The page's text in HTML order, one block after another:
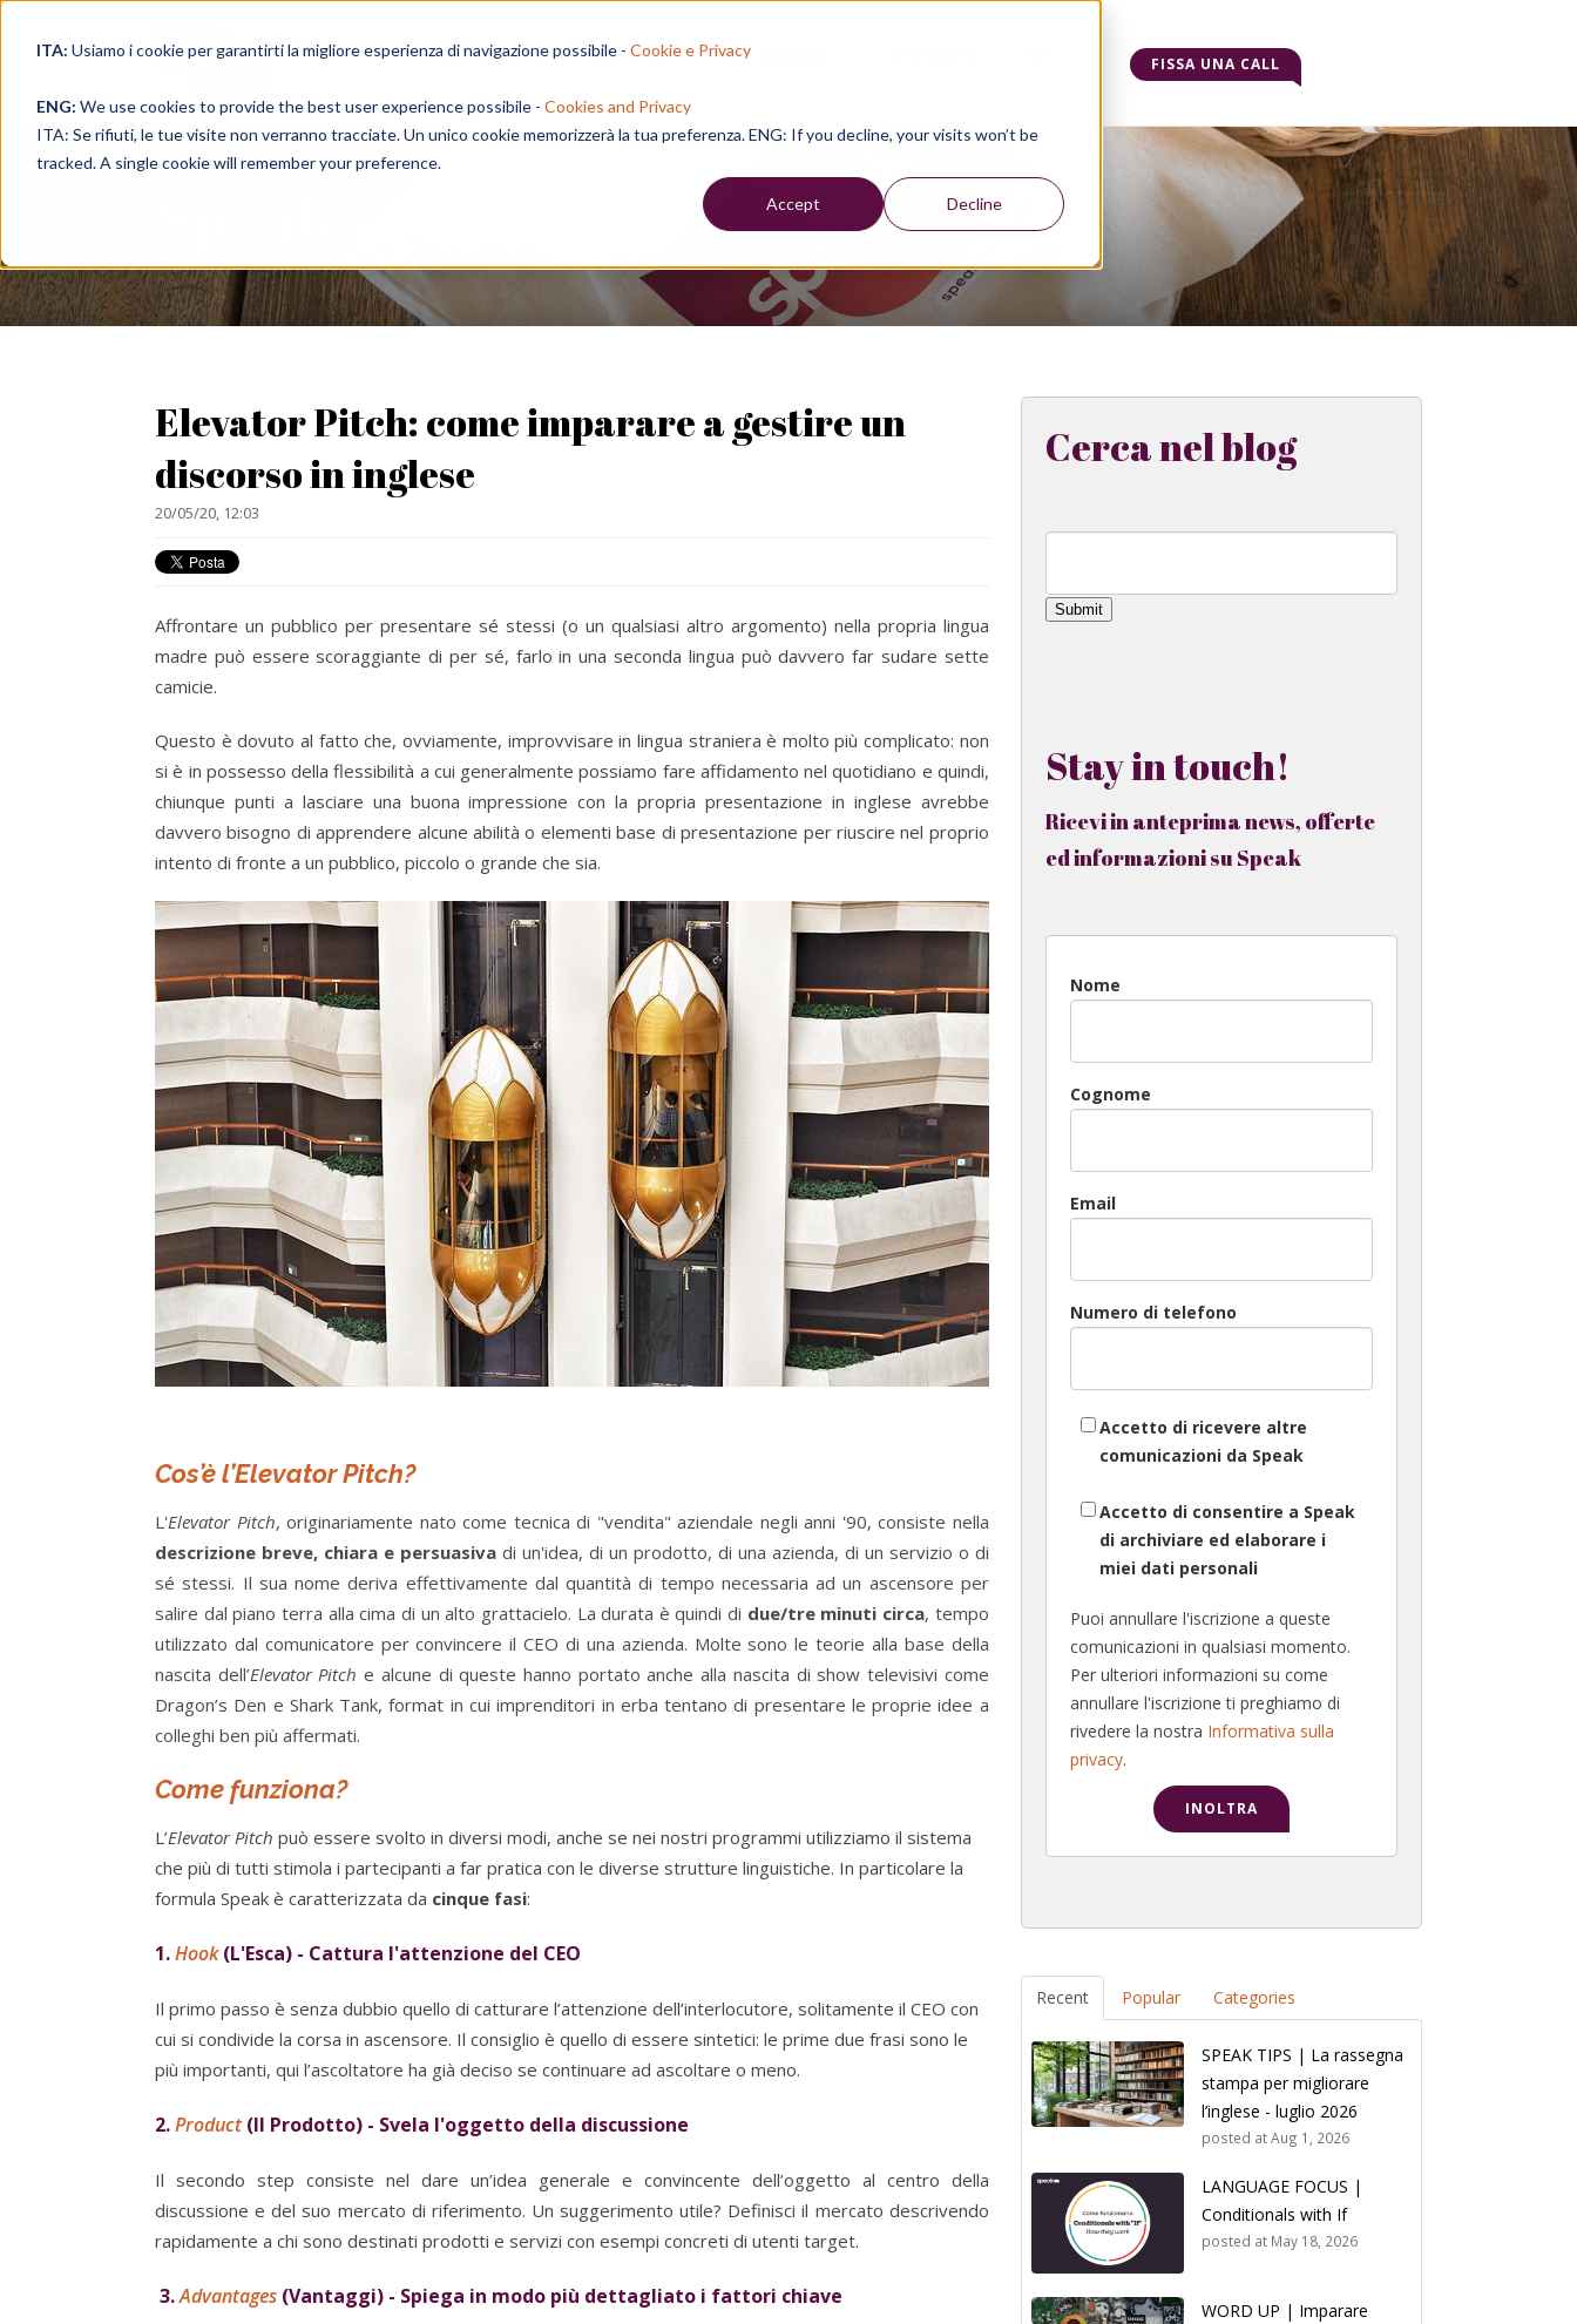
ITA: Usiamo i cookie per garantirti la migliore esperienza di navigazione possibile - Cookie e Privacy
ENG: We use cookies to provide the best user experience possibile - Cookies and Privacy
ITA: Se rifiuti, le tue visite non verranno tracciate. Un unico cookie memorizzerà la tua preferenza. ENG: If you decline, your visits won’t be
tracked. A single cookie will remember your preference.
Accept Decline
full immersion residenziali per aziende FISSA UNA CALL
Elevator Pitch: come imparare a gestire un
discorso in inglese
20/05/20, 12:03
Affrontare un pubblico per presentare sé stessi (o un qualsiasi altro argomento) nella propria lingua
madre può essere scoraggiante di per sé, farlo in una seconda lingua può davvero far sudare sette
camicie.
Questo è dovuto al fatto che, ovviamente, improvvisare in lingua straniera è molto più complicato: non
si è in possesso della flessibilità a cui generalmente possiamo fare affidamento nel quotidiano e quindi,
chiunque punti a lasciare una buona impressione con la propria presentazione in inglese avrebbe
davvero bisogno di apprendere alcune abilità o elementi base di presentazione per riuscire nel proprio
intento di fronte a un pubblico, piccolo o grande che sia.
Cos’è l’Elevator Pitch?
L'Elevator Pitch, originariamente nato come tecnica di "vendita" aziendale negli anni '90, consiste nella
descrizione breve, chiara e persuasivadi un'idea, di un prodotto, di una azienda, di un servizio o di
sé stessi. Il sua nome deriva effettivamente dal quantità di tempo necessaria ad un ascensore per
salire dal piano terra alla cima di un alto grattacielo. La durata è quindi di due/tre minuti circa, tempo
utilizzato dal comunicatore per convincere il CEO di una azienda. Molte sono le teorie alla base della
nascita dell’Elevator Pitch e alcune di queste hanno portato anche alla nascita di show televisivi come
Dragon’s Den e Shark Tank, format in cui imprenditori in erba tentano di presentare le proprie idee a
colleghi ben più affermati.
Come funziona?
L’Elevator Pitch può essere svolto in diversi modi, anche se nei nostri programmi utilizziamo il sistema
che più di tutti stimola i partecipanti a far pratica con le diverse strutture linguistiche. In particolare la
formula Speak è caratterizzata da cinque fasi:
1.Hook(L'Esca) - Cattura l'attenzione del CEO
Il primo passo è senza dubbio quello di catturare l’attenzione dell’interlocutore, solitamente il CEO con
cui si condivide la corsa in ascensore. Il consiglio è quello di essere sintetici: le prime due frasi sono le
più importanti, qui l’ascoltatore ha già deciso se continuare ad ascoltare o meno.
2.Product (Il Prodotto) - Svela l'oggetto della discussione
Il secondo step consiste nel dare un’idea generale e convincente dell’oggetto al centro della
discussione e del suo mercato di riferimento. Un suggerimento utile? Definisci il mercato descrivendo
rapidamente a chi sono destinati prodotti e servizi con esempi concreti di utenti target.
3.Advantages (Vantaggi) - Spiega in modo più dettagliato i fattori chiave
Cerca nel blog
Submit
Stay in touch!
Ricevi in anteprima news, offerte
ed informazioni su Speak
Nome
Cognome
Email
Numero di telefono
Accetto di ricevere altre
comunicazioni da Speak
Accetto di consentire a Speak
di archiviare ed elaborare i
miei dati personali
Puoi annullare l'iscrizione a queste
comunicazioni in qualsiasi momento.
Per ulteriori informazioni su come
annullare l'iscrizione ti preghiamo di
rivedere la nostra Informativa sulla
privacy.
Recent Popular Categories
SPEAK TIPS | La rassegna
stampa per migliorare
l’inglese - luglio 2026
posted atAug 1, 2026
LANGUAGE FOCUS |
Conditionals with If
posted at May 18, 2026
WORD UP | Imparare